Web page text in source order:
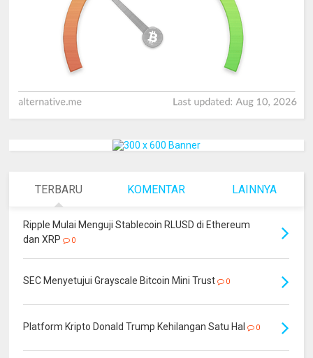
TERBARU KOMENTAR LAINNYA
Ripple Mulai Menguji Stablecoin RLUSD di Ethereum
dan XRP
0
SEC Menyetujui Grayscale Bitcoin Mini Trust 0
Platform Kripto Donald Trump Kehilangan Satu Hal 0